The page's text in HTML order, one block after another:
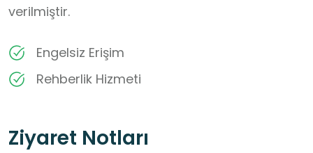
verilmiştir.
Engelsiz Erişim
Rehberlik Hizmeti
Ziyaret Notları